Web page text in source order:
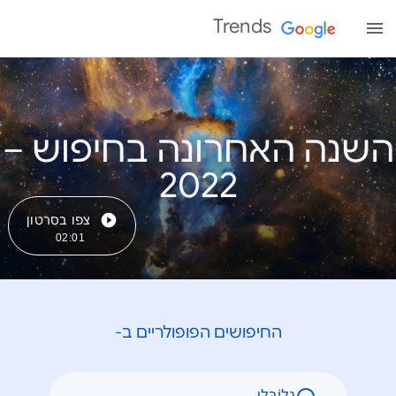
Trends
השנה האחרונה בחיפוש –
‏2022
צפו בסרטון
02:01
החיפושים הפופולריים ב-